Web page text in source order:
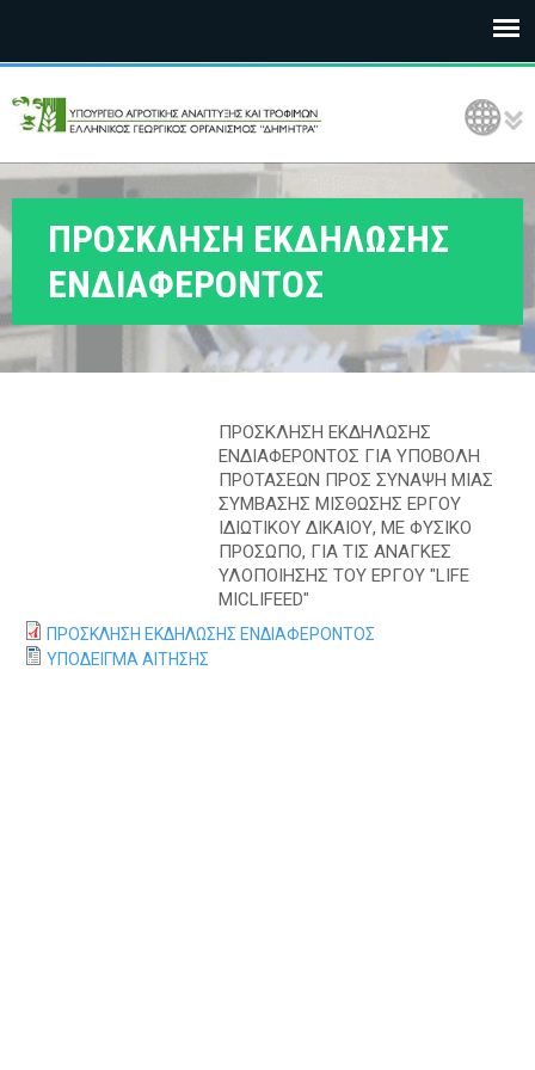
Ε
Λ
Γ
Η
Μ
Language Selection
ΠΡΟΣΚΛΗΣΗ ΕΚΔΗΛΩΣΗΣ
ΕΝΔΙΑΦΕΡΟΝΤΟΣ
ΠΡΟΣΚΛΗΣΗ ΕΚΔΗΛΩΣΗΣ
ΕΝΔΙΑΦΕΡΟΝΤΟΣ ΓΙΑ ΥΠΟΒΟΛΗ
ΠΡΟΤΑΣΕΩΝ ΠΡΟΣ ΣΥΝΑΨΗ ΜΙΑΣ
ΣΥΜΒΑΣΗΣ ΜΙΣΘΩΣΗΣ ΕΡΓΟΥ
ΙΔΙΩΤΙΚΟΥ ΔΙΚΑΙΟΥ, ΜΕ ΦΥΣΙΚΟ
ΠΡΟΣΩΠΟ, ΓΙΑ ΤΙΣ ΑΝΑΓΚΕΣ
ΥΛΟΠΟΙΗΣΗΣ ΤΟΥ ΕΡΓΟΥ "LIFE
MICLIFEED"
ΠΡΟΣΚΛΗΣΗ ΕΚΔΗΛΩΣΗΣ ΕΝΔΙΑΦΕΡΟΝΤΟΣ
ΥΠΟΔΕΙΓΜΑ ΑΙΤΗΣΗΣ